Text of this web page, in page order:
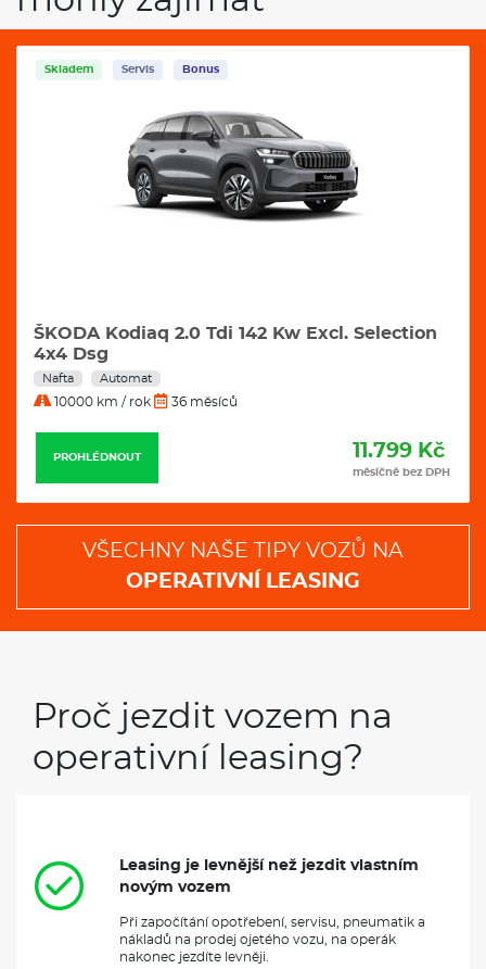
Skladem Servis Bonus
ŠKODA Kodiaq 2.0 Tdi 142 Kw Excl. Selection
4x4 Dsg
Nafta Automat
10000 km / rok 36 měsíců
PROHLÉDNOUT 11.799 Kč
měsíčně bez DPH
VŠECHNY NAŠE TIPY VOZŮ NA
OPERATIVNÍ LEASING
Proč jezdit vozem na
operativní leasing?
Leasing je levnější než jezdit vlastním
novým vozem
Při započítání opotřebení, servisu, pneumatik a
nákladů na prodej ojetého vozu, na operák
nakonec jezdíte levněji.